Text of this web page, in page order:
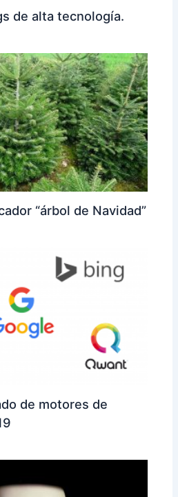
de alta tecnología.
“árbol de Navidad”
de motores de